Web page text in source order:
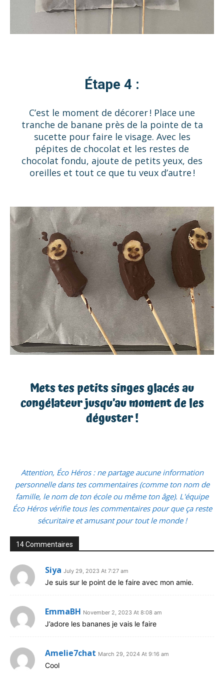
Étape 4 :
C’est le moment de décorer ! Place une
tranche de banane près de la pointe de ta
sucette pour faire le visage. Avec les
pépites de chocolat et les restes de
chocolat fondu, ajoute de petits yeux, des
oreilles et tout ce que tu veux d’autre !
Mets tes petits singes glacés au
congélateur jusqu’au moment de les
déguster !
Attention, Éco Héros : ne partage aucune information
personnelle dans tes commentaires (comme ton nom de
famille, le nom de ton école ou même ton âge). L'équipe
Éco Héros vérifie tous les commentaires pour que ça reste
sécuritaire et amusant pour tout le monde !
14 Commentaires
Siya July 29, 2023 At 7:27 am
Je suis sur le point de le faire avec mon amie.
EmmaBH November 2, 2023 At 8:08 am
J’adore les bananes je vais le faire
Amelie7chat March 29, 2024 At 9:16 am
Cool